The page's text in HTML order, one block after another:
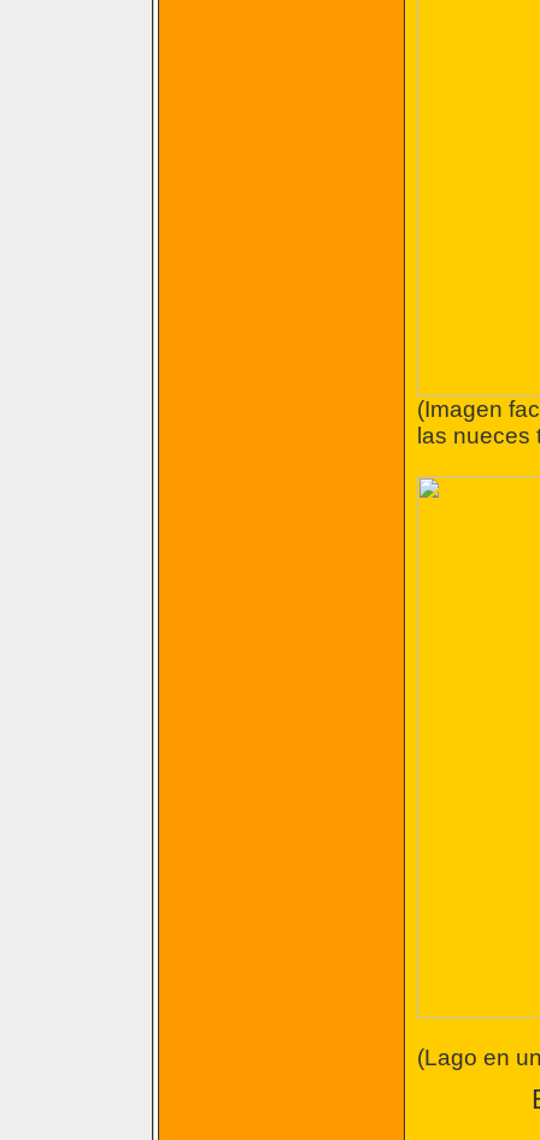
(Imagen
las nueces
(Lago en